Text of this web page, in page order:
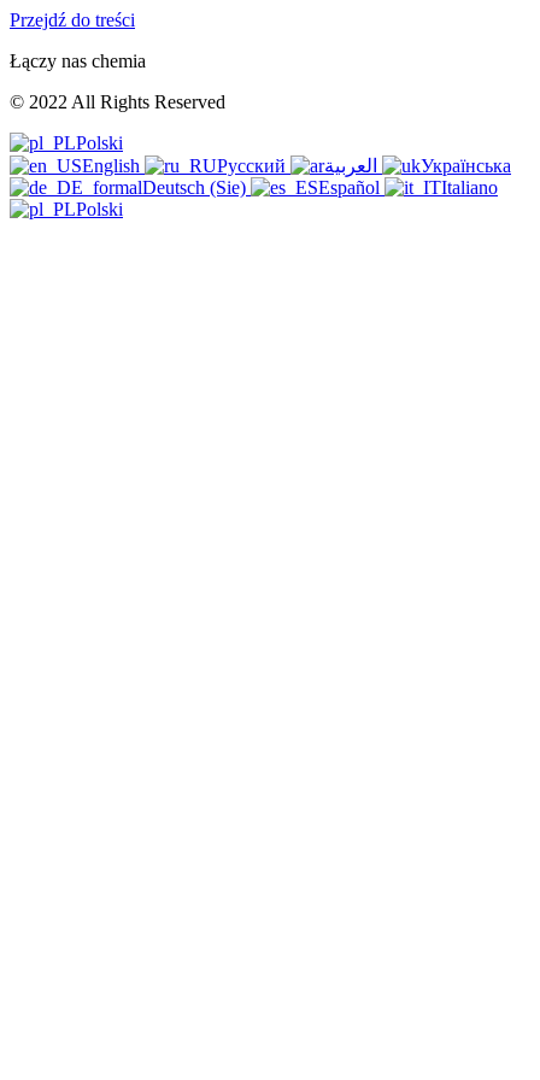
Przejdź do treści
Łączy nas chemia
© 2022 All Rights Reserved
Polski
English
Русский
Українська
Deutsch (Sie)
Español
Italiano
Polski